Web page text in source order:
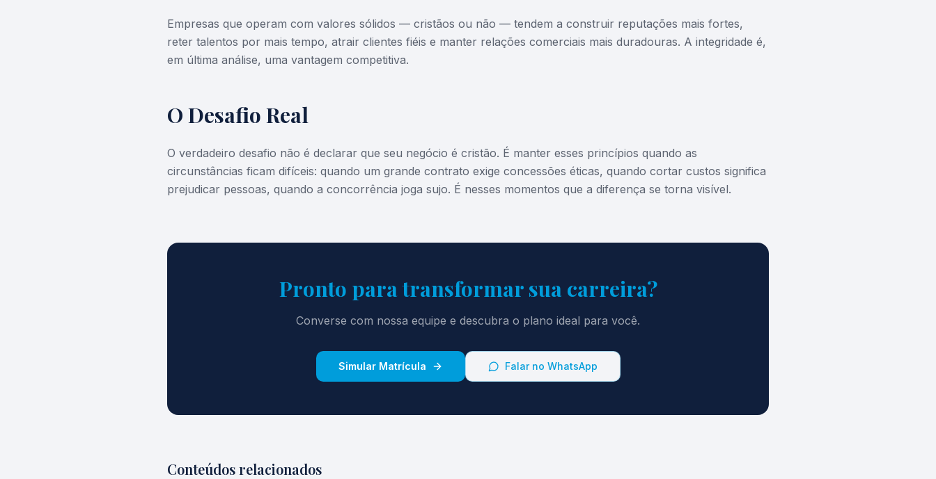
Empresas que operam com valores sólidos — cristãos ou não — tendem a construir reputações mais fortes,
reter talentos por mais tempo, atrair clientes fiéis e manter relações comerciais mais duradouras. A integridade é,
em última análise, uma vantagem competitiva.
O Desafio Real
O verdadeiro desafio não é declarar que seu negócio é cristão. É manter esses princípios quando as
circunstâncias ficam difíceis: quando um grande contrato exige concessões éticas, quando cortar custos significa
prejudicar pessoas, quando a concorrência joga sujo. É nesses momentos que a diferença se torna visível.
Pronto para transformar sua carreira?
Converse com nossa equipe e descubra o plano ideal para você.
Simular Matrícula Falar no WhatsApp
Conteúdos relacionados